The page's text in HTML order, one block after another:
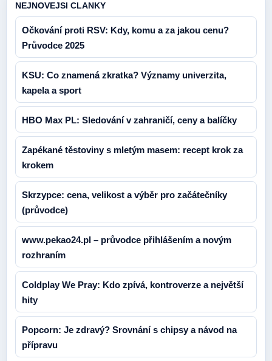
NEJNOVEJSI CLANKY
Očkování proti RSV: Kdy, komu a za jakou cenu?
Průvodce 2025
KSU: Co znamená zkratka? Významy univerzita,
kapela a sport
HBO Max PL: Sledování v zahraničí, ceny a balíčky
Zapékané těstoviny s mletým masem: recept krok za
krokem
Skrzypce: cena, velikost a výběr pro začátečníky
(průvodce)
www.pekao24.pl – průvodce přihlášením a novým
rozhraním
Coldplay We Pray: Kdo zpívá, kontroverze a největší
hity
Popcorn: Je zdravý? Srovnání s chipsy a návod na
přípravu